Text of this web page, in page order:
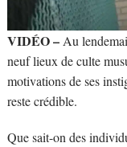
VIDÉO –Au
neuf lieux de culte
motivations de ses
reste crédible.
Que sait-on des